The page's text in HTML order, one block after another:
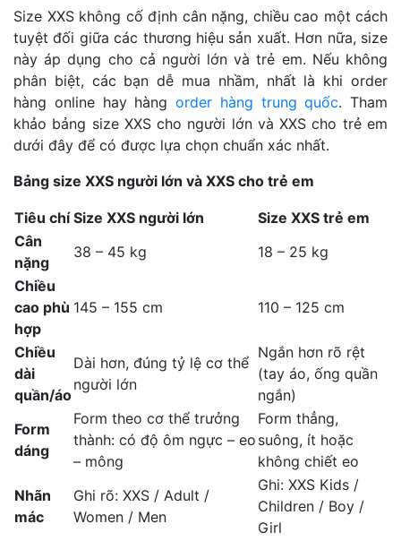
Size XXS không cố định cân nặng, chiều cao một cách
tuyệt đối giữa các thương hiệu sản xuất. Hơn nữa, size
này áp dụng cho cả người lớn và trẻ em. Nếu không
phân biệt, các bạn dễ mua nhầm, nhất là khi order
hàng online hay hàng order hàng trung quốc. Tham
khảo bảng size XXS cho người lớn và XXS cho trẻ em
dưới đây để có được lựa chọn chuẩn xác nhất.
Bảng size XXS người lớn và XXS cho trẻ em
Tiêu chí Size XXS người lớn
Size XXS trẻ em
Cân
nặng
38 – 45 kg
18 – 25 kg
Chiều
cao phù
hợp
145 – 155 cm 110 – 125 cm
Chiều
dài
quần/áo
Dài hơn, đúng tỷ lệ cơ thể
người lớn
Ngắn hơn rõ rệt
(tay áo, ống quần
ngắn)
Form
dáng
Form theo cơ thể trưởng
thành: có độ ôm ngực – eo
– mông
Form thẳng,
suông, ít hoặc
không chiết eo
Nhãn
mác
Ghi rõ: XXS / Adult /
Women / Men
Ghi: XXS Kids /
Children / Boy /
Girl